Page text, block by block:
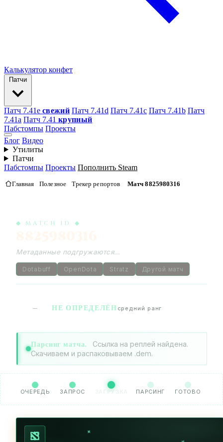
Калькулятор конфет
Патчи
Патч 7.41e свежий Патч 7.41d Патч 7.41c Патч 7.41b Патч
7.41а Патч 7.41 крупный
Пабстомпы Проекты
Блог Видео
Утилиты
Патчи
Пабстомпы Проекты Пополнить Steam
Главная Полезное Трекер репортов Матч 8825980316
◆ MATCH ID ◆
Метаданные подгружаются…
Dotabuff OpenDota Stratz Другой матч
— НЕ ОПРЕДЕЛЁН средний ранг
Парсинг матча.
Ссылка на реплей найдена.
Скачиваем и распаковываем .dem.
ОЧЕРЕДЬ ЗАПРОС ЗАГРУЗКА ПАРСИНГ ГОТОВО
✦